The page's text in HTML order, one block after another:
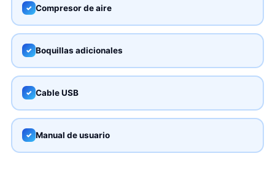
✓ Compresor de aire
✓ Boquillas adicionales
✓ Cable USB
✓ Manual de usuario